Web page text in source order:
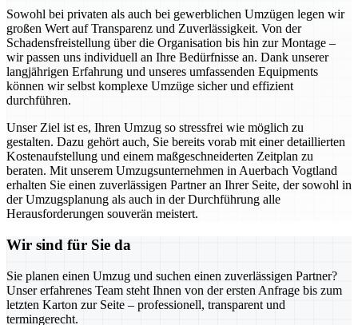
Sowohl bei privaten als auch bei gewerblichen Umzügen legen wir
großen Wert auf Transparenz und Zuverlässigkeit. Von der
Schadensfreistellung über die Organisation bis hin zur Montage –
wir passen uns individuell an Ihre Bedürfnisse an. Dank unserer
langjährigen Erfahrung und unseres umfassenden Equipments
können wir selbst komplexe Umzüge sicher und effizient
durchführen.
Unser Ziel ist es, Ihren Umzug so stressfrei wie möglich zu
gestalten. Dazu gehört auch, Sie bereits vorab mit einer detaillierten
Kostenaufstellung und einem maßgeschneiderten Zeitplan zu
beraten. Mit unserem Umzugsunternehmen in Auerbach Vogtland
erhalten Sie einen zuverlässigen Partner an Ihrer Seite, der sowohl in
der Umzugsplanung als auch in der Durchführung alle
Herausforderungen souverän meistert.
Wir sind für Sie da
Sie planen einen Umzug und suchen einen zuverlässigen Partner?
Unser erfahrenes Team steht Ihnen von der ersten Anfrage bis zum
letzten Karton zur Seite – professionell, transparent und
termingerecht.